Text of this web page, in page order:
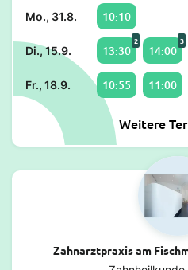
Mo., 31.8. 10:10
Di., 15.9. 13:30
2
14:00
3
Fr., 18.9. 10:55 11:00
Weitere
Zahnarztpraxis am